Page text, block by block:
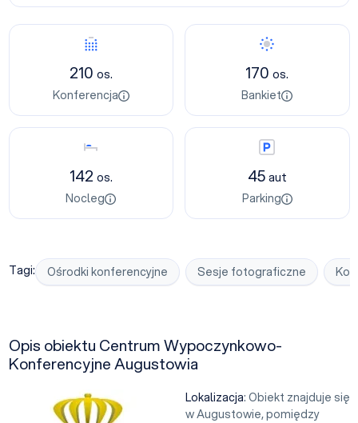
Konferencja
210 os.
Konferencja
Bankiet
170os.
Bankiet
Nocleg
142 os.
Nocleg
Parking
45aut
Parking
Tagi: Ośrodki konferencyjne Sesje fotograficzne
Opis obiektu Centrum Wypoczynkowo-
Konferencyjne Augustowia
Lokalizacja: Obiekt znajduje się
w Augustowie, pomiędzy